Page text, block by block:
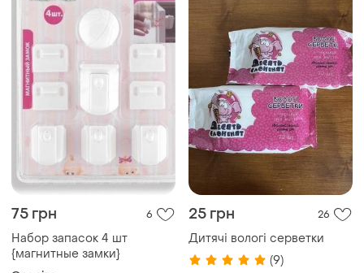
75 грн 6
Набор запасок 4 шт
{магнитные замки}
25 грн 26
Дитячі вологі серветки
(9)